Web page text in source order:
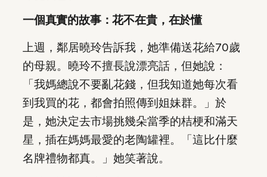
一個真實的故事：花不在貴，在於懂
上週，鄰居曉玲告訴我，她準備送花給70歲
的母親。曉玲不擅長說漂亮話，但她說：
「我媽總說不要亂花錢，但我知道她每次看
到我買的花，都會拍照傳到姐妹群。」於
是，她決定去市場挑幾朵當季的桔梗和滿天
星，插在媽媽最愛的老陶罐裡。「這比什麼
名牌禮物都真。」她笑著說。